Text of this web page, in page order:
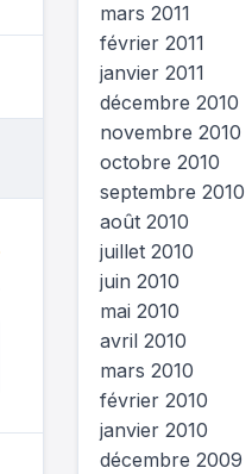
mars 2011
février 2011
janvier 2011
décembre 2010
novembre 2010
octobre 2010
septembre 2010
août 2010
juillet 2010
juin 2010
mai 2010
avril 2010
mars 2010
février 2010
janvier 2010
décembre 2009